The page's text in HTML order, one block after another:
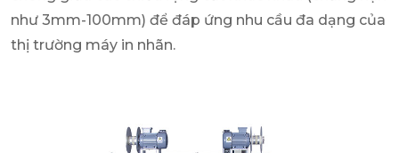
như 3mm-100mm) để đáp ứng nhu cầu đa dạng của
thị trường máy in nhãn.